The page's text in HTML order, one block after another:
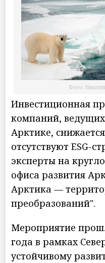
Фото:
Инвестиционная
компаний, ведущих
Арктике,
отсутствуют ESG-
эксперты на
офиса развития
Арктика —
преобразований".
Мероприятие
года в рамках
устойчивому